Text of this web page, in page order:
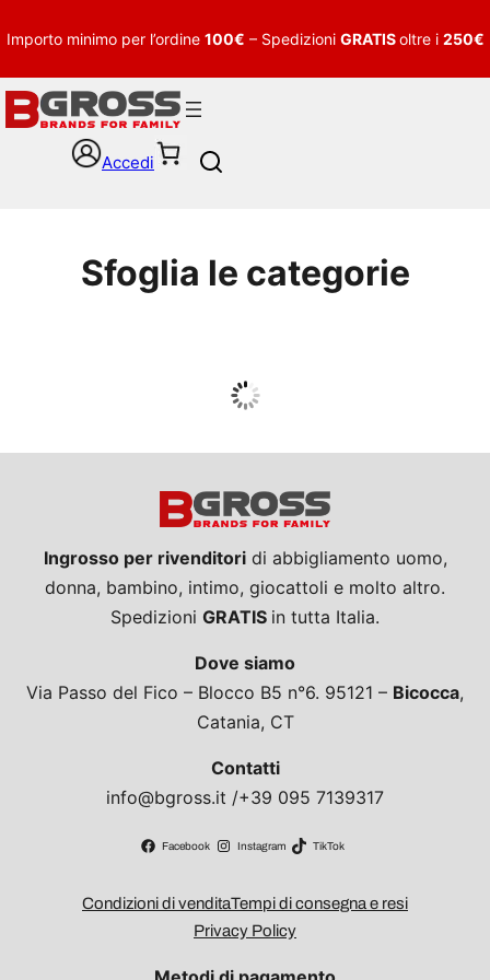
Importo minimo per l’ordine 100€ – Spedizioni GRATISoltre i 250€
Accedi
h
Sfoglia le categorie
Guarda tutto
Ingrosso per rivenditoridi abbigliamento uomo,
donna, bambino, intimo, giocattoli e molto altro.
Spedizioni GRATIS in tutta Italia.
Dove siamo
Via Passo del Fico – Blocco B5 n°6. 95121 – Bicocca,
Catania, CT
Contatti
info@bgross.it /+39 095 7139317
Facebook Instagram TikTok
Condizioni di venditaTempi di consegna e resi
Privacy Policy